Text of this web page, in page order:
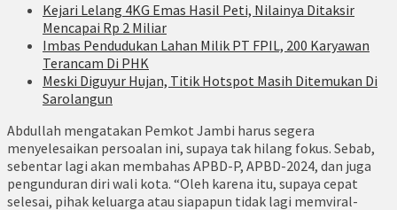
Kejari Lelang 4KG Emas Hasil Peti, Nilainya Ditaksir
Mencapai Rp 2 Miliar
Imbas Pendudukan Lahan Milik PT FPIL, 200 Karyawan
Terancam Di PHK
Meski Diguyur Hujan, Titik Hotspot Masih Ditemukan Di
Sarolangun
Abdullah mengatakan Pemkot Jambi harus segera
menyelesaikan persoalan ini, supaya tak hilang fokus. Sebab,
sebentar lagi akan membahas APBD-P, APBD-2024, dan juga
pengunduran diri wali kota. “Oleh karena itu, supaya cepat
selesai, pihak keluarga atau siapapun tidak lagi memviral-